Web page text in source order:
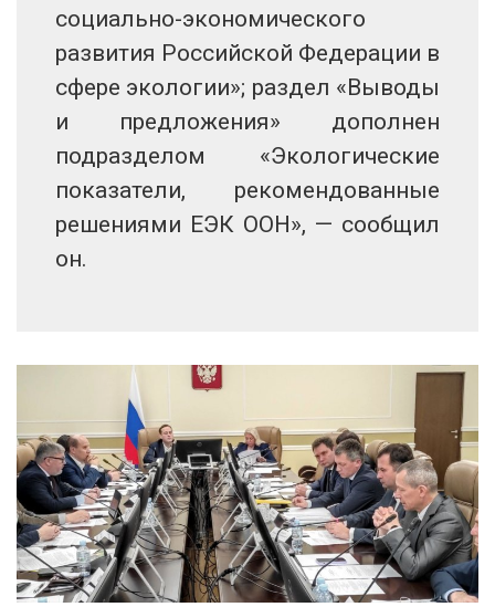
социально-экономического
развития Российской Федерации в
сфере экологии»; раздел «Выводы
и предложения» дополнен
подразделом «Экологические
показатели, рекомендованные
решениями ЕЭК ООН», — сообщил
он.